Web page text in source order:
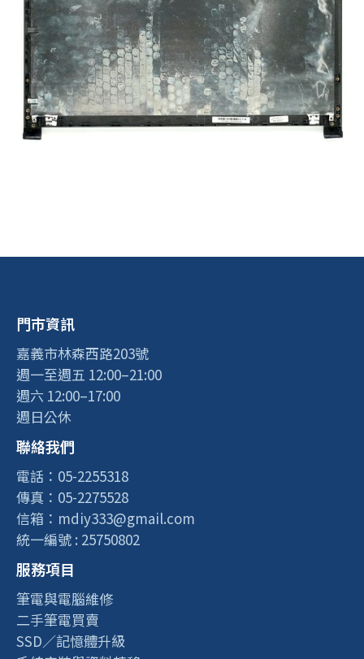
門市資訊
嘉義市林森西路203號
週一至週五 12:00–21:00
週六 12:00–17:00
週日公休
聯絡我們
電話：05-2255318
傳真：05-2275528
信箱：mdiy333@gmail.com
統一編號 : 25750802
服務項目
筆電與電腦維修
二手筆電買賣
SSD／記憶體升級